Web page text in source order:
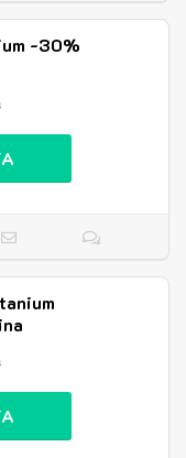
-30%